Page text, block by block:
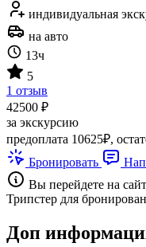
индивидуальная
на авто
13ч
5
1 отзыв
42500 ₽
за экскурсию
предоплата 10625₽,
Бронировать
Вы перейдете на
Трипстер для
Доп